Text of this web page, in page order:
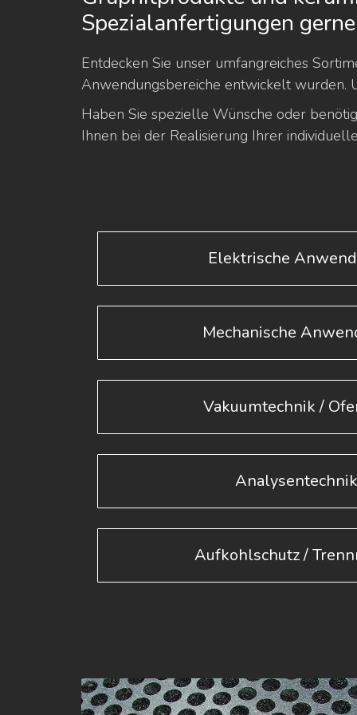
Spezialanfertigungen
Entdecken Sie unser umfangreiches
Anwendungsbereiche entwickelt wurden.
Haben Sie spezielle Wünsche oder
Ihnen bei der Realisierung Ihrer
Elektrische
Mechanische
Vakuumtechnik /
Analysentechnik
Aufkohlschutz /